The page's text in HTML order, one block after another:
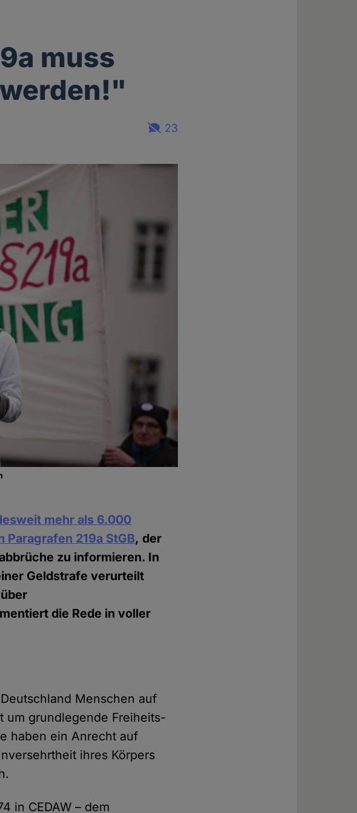
muss
23
mehr als 6.000
219a StGB, der
zu informieren. In
Geldstrafe verurteilt
die Rede in voller
Menschen auf
um grundlegende Freiheits-
haben ein Anrecht auf
ihres Körpers
in CEDAW – dem